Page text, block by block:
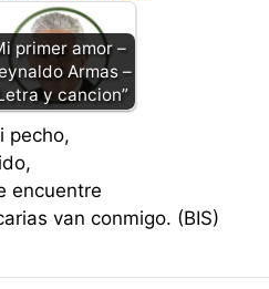
primer amor –
Armas –
y cancion”
pecho,
encuentre
van conmigo. (BIS)